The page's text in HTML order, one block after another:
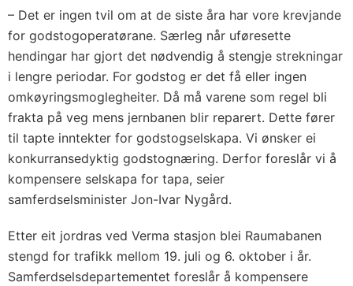
– Det er ingen tvil om at de siste åra har vore krevjande
for godstogoperatørane. Særleg når uføresette
hendingar har gjort det nødvendig å stengje strekningar
i lengre periodar. For godstog er det få eller ingen
omkøyringsmoglegheiter. Då må varene som regel bli
frakta på veg mens jernbanen blir reparert. Dette fører
til tapte inntekter for godstogselskapa. Vi ønsker ei
konkurransedyktig godstognæring. Derfor foreslår vi å
kompensere selskapa for tapa, seier
samferdselsminister Jon-Ivar Nygård.
Etter eit jordras ved Verma stasjon blei Raumabanen
stengd for trafikk mellom 19. juli og 6. oktober i år.
Samferdselsdepartementet foreslår å kompensere